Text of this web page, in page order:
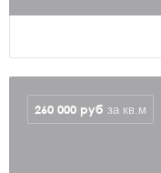
260 000 руб за кв.м